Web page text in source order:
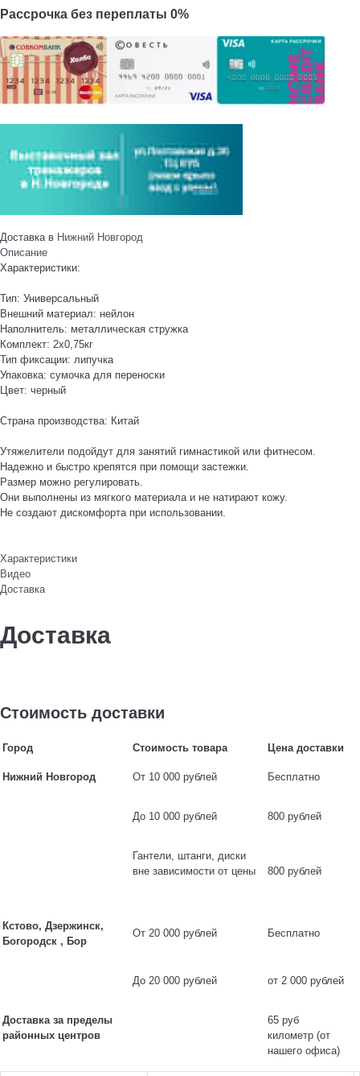
Рассрочка без переплаты 0%
Доставка в Нижний Новгород
Описание
Характеристики:
Тип: Универсальный
Внешний материал: нейлон
Наполнитель: металлическая стружка
Комплект: 2х0,75кг
Тип фиксации: липучка
Упаковка: сумочка для переноски
Цвет: черный
Страна производства: Китай
Утяжелители подойдут для занятий гимнастикой или фитнесом.
Надежно и быстро крепятся при помощи застежки.
Размер можно регулировать.
Они выполнены из мягкого материала и не натирают кожу.
Не создают дискомфорта при использовании.
Характеристики
Видео
Доставка
Доставка
Стоимость доставки
Город Стоимость товара Цена доставки
Нижний Новгород От 10 000 рублей Бесплатно
До 10 000 рублей 800 рублей
Гантели, штанги, диски
вне зависимости от цены
800 рублей
Кстово, Дзержинск,
Богородск , Бор
От 20 000 рублей Бесплатно
До 20 000 рублей от 2 000 рублей
Доставка за пределы
районных центров
65 руб
километр (от
нашего офиса)